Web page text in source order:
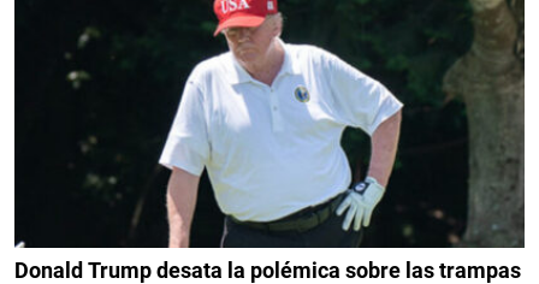
Donald Trump desata la polémica sobre las trampas